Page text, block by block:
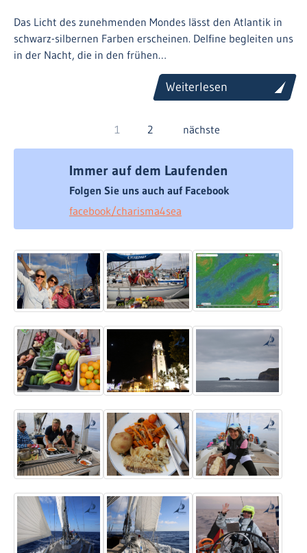
Das Licht des zunehmenden Mondes lässt den Atlantik in
schwarz-silbernen Farben erscheinen. Delfine begleiten uns
in der Nacht, die in den frühen…
Weiterlesen
1 2 nächste
Immer auf dem Laufenden
Folgen Sie uns auch auf Facebook
facebook/charisma4sea